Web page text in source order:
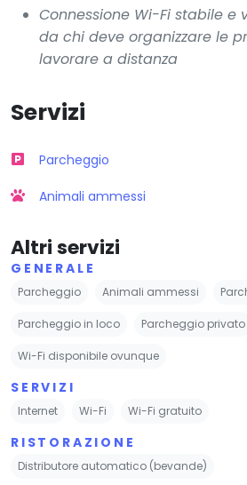
Connessione Wi-Fi stabile e
da chi deve organizzare le
lavorare a distanza
Servizi
Parcheggio
Animali ammessi
Altri servizi
GENERALE
Parcheggio Animali ammessi
Parcheggio in loco Parcheggio privato
Wi-Fi disponibile ovunque
SERVIZI
Internet Wi-Fi Wi-Fi gratuito
RISTORAZIONE
Distributore automatico (bevande)